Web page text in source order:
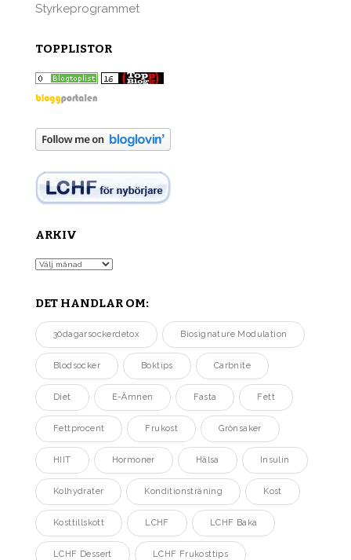
Styrkeprogrammet
TOPPLISTOR
ARKIV
Arkiv
DET HANDLAR OM:
30dagarsockerdetox Biosignature Modulation
Blodsocker Boktips Carbnite
Diet E-Ämnen Fasta Fett
Fettprocent Frukost Grönsaker
HIIT Hormoner Hälsa Insulin
Kolhydrater Konditionsträning Kost
Kosttillskott LCHF LCHF Baka
LCHF Dessert LCHF Frukosttips